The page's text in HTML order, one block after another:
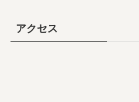
アクセス